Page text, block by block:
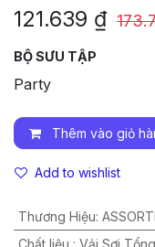
121.639 ₫
BỘ SƯU TẬP
Thêm vào giỏ
Add to wishlist
Thương Hiệu:
Chất liệu : Vải Sợi